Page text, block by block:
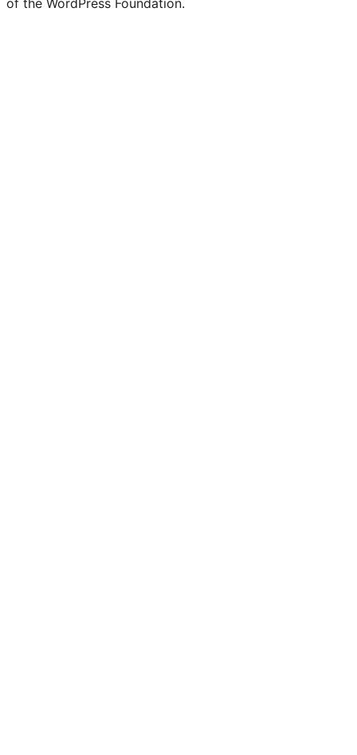
of the WordPress Foundation.